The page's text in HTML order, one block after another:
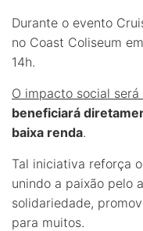
Durante o evento
no Coast Coliseum
14h.
O impacto social
beneficiará
baixa renda.
Tal iniciativa reforça
unindo a paixão pelo
solidariedade,
para muitos.